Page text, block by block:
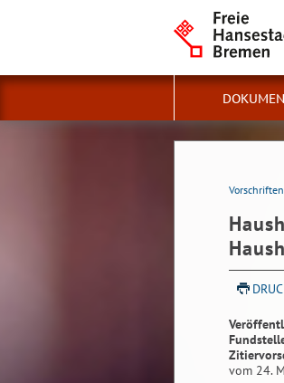
Vorschriften
vom 24.